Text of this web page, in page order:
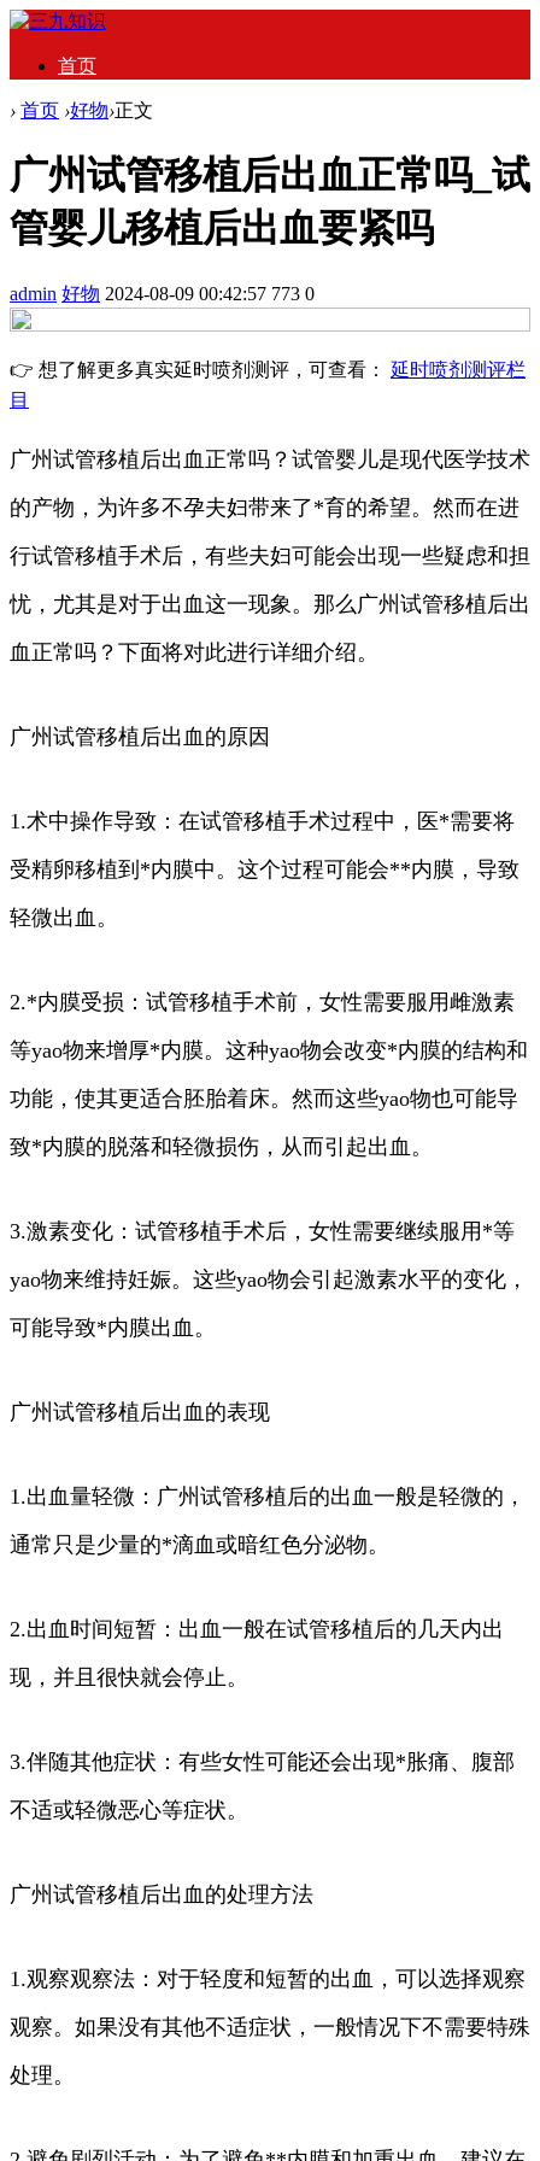
首页
› 首页 ›好物›正文
广州试管移植后出血正常吗_试
管婴儿移植后出血要紧吗
admin 好物 2024-08-09 00:42:57 773 0
👉 想了解更多真实延时喷剂测评，可查看： 延时喷剂测评栏
目
广州试管移植后出血正常吗？试管婴儿是现代医学技术
的产物，为许多不孕夫妇带来了*育的希望。然而在进
行试管移植手术后，有些夫妇可能会出现一些疑虑和担
忧，尤其是对于出血这一现象。那么广州试管移植后出
血正常吗？下面将对此进行详细介绍。
广州试管移植后出血的原因
1.术中操作导致：在试管移植手术过程中，医*需要将
受精卵移植到*内膜中。这个过程可能会**内膜，导致
轻微出血。
2.*内膜受损：试管移植手术前，女性需要服用雌激素
等yao物来增厚*内膜。这种yao物会改变*内膜的结构和
功能，使其更适合胚胎着床。然而这些yao物也可能导
致*内膜的脱落和轻微损伤，从而引起出血。
3.激素变化：试管移植手术后，女性需要继续服用*等
yao物来维持妊娠。这些yao物会引起激素水平的变化，
可能导致*内膜出血。
广州试管移植后出血的表现
1.出血量轻微：广州试管移植后的出血一般是轻微的，
通常只是少量的*滴血或暗红色分泌物。
2.出血时间短暂：出血一般在试管移植后的几天内出
现，并且很快就会停止。
3.伴随其他症状：有些女性可能还会出现*胀痛、腹部
不适或轻微恶心等症状。
广州试管移植后出血的处理方法
1.观察观察法：对于轻度和短暂的出血，可以选择观察
观察。如果没有其他不适症状，一般情况下不需要特殊
处理。